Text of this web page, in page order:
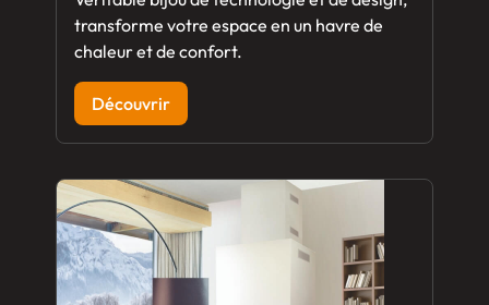
transforme votre espace en un havre de
chaleur et de confort.
Découvrir